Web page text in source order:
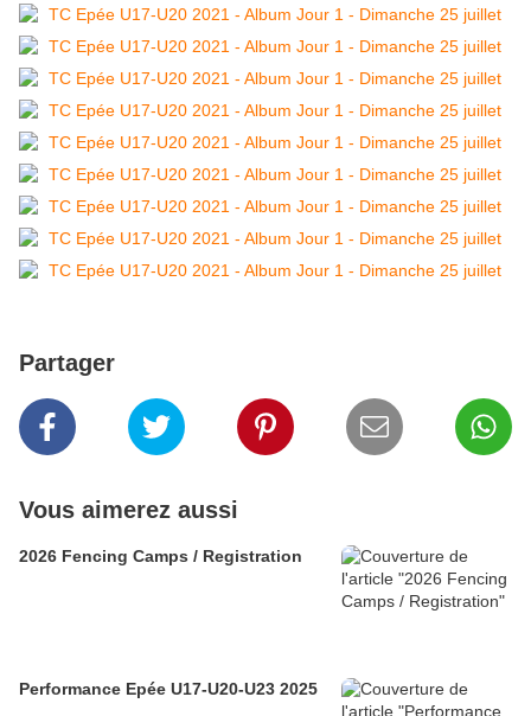
Partager
Vous aimerez aussi
2026 Fencing Camps / Registration
Performance Epée U17-U20-U23 2025